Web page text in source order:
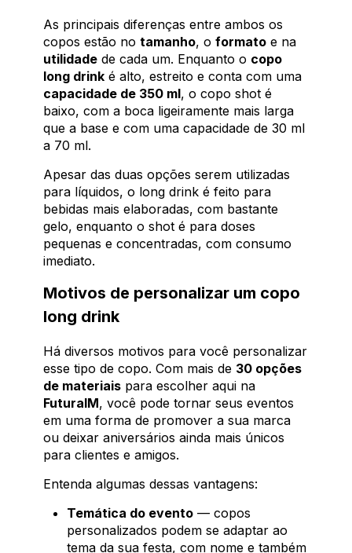
As principais diferenças entre ambos os
copos estão no tamanho, o formato e na
utilidade de cada um. Enquanto o copo
long drink é alto, estreito e conta com uma
capacidade de 350 ml, o copo shot é
baixo, com a boca ligeiramente mais larga
que a base e com uma capacidade de 30 ml
a 70 ml.
Apesar das duas opções serem utilizadas
para líquidos, o long drink é feito para
bebidas mais elaboradas, com bastante
gelo, enquanto o shot é para doses
pequenas e concentradas, com consumo
imediato.
Motivos de personalizar um copo
long drink
Há diversos motivos para você personalizar
esse tipo de copo. Com mais de 30 opções
de materiais para escolher aqui na
FuturaIM, você pode tornar seus eventos
em uma forma de promover a sua marca
ou deixar aniversários ainda mais únicos
para clientes e amigos.
Entenda algumas dessas vantagens:
Temática do evento — copos
personalizados podem se adaptar ao
tema da sua festa, com nome e também